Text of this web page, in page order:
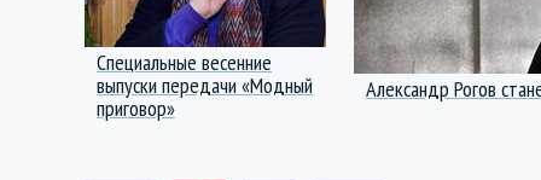
Специальные весенние
выпуски передачи «Модный
приговор»
Александр Рогов